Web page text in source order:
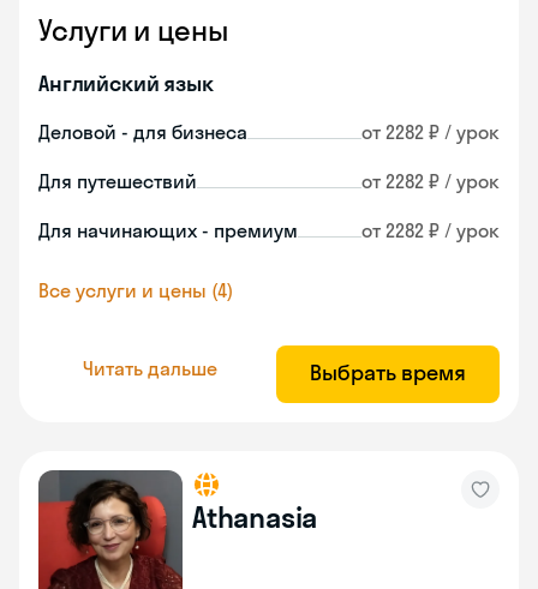
Услуги и цены
Английский язык
Деловой - для бизнеса от 2282 ₽ / урок
Для путешествий от 2282 ₽ / урок
Для начинающих - премиум от 2282 ₽ / урок
Все услуги и цены (4)
Читать дальше Выбрать время
Athanasia